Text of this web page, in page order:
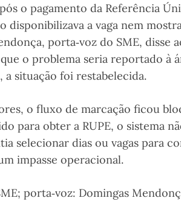
o pagamento da Referência
disponibilizava a vaga nem
porta‑voz do SME, disse
o problema seria reportado à
situação foi restabelecida.
o fluxo de marcação ficou
para obter a RUPE, o sistema
selecionar dias ou vagas para
impasse operacional.
porta‑voz: Domingas